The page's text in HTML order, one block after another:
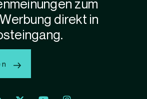
zum
direkt in